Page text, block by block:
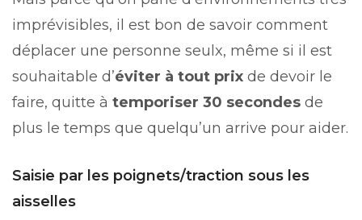
imprévisibles, il est bon de savoir comment
déplacer une personne seulx, même si il est
souhaitable d’éviter à tout prix de devoir le
faire, quitte à temporiser 30 secondes de
plus le temps que quelqu’un arrive pour aider.
Saisie par les poignets/traction sous les
aisselles